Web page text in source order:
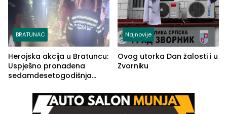
BRATUNAC
Herojska akcija u Bratuncu:
Uspješno pronađena
sedamdesetogodišnja
Kravice.
Najnovije
Ovog utorka Dan žalosti i u
Zvorniku